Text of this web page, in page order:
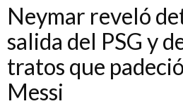
Neymar reveló
salida del PSG y
tratos que
Messi